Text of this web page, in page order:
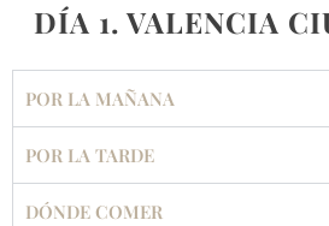
DÍA 1. VALENCIA
POR LA MAÑANA
POR LA TARDE
DÓNDE COMER